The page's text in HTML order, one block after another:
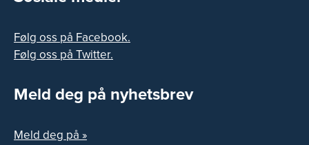
Følg oss på Facebook.
Følg oss på Twitter.
Meld deg på nyhetsbrev
Meld deg på »